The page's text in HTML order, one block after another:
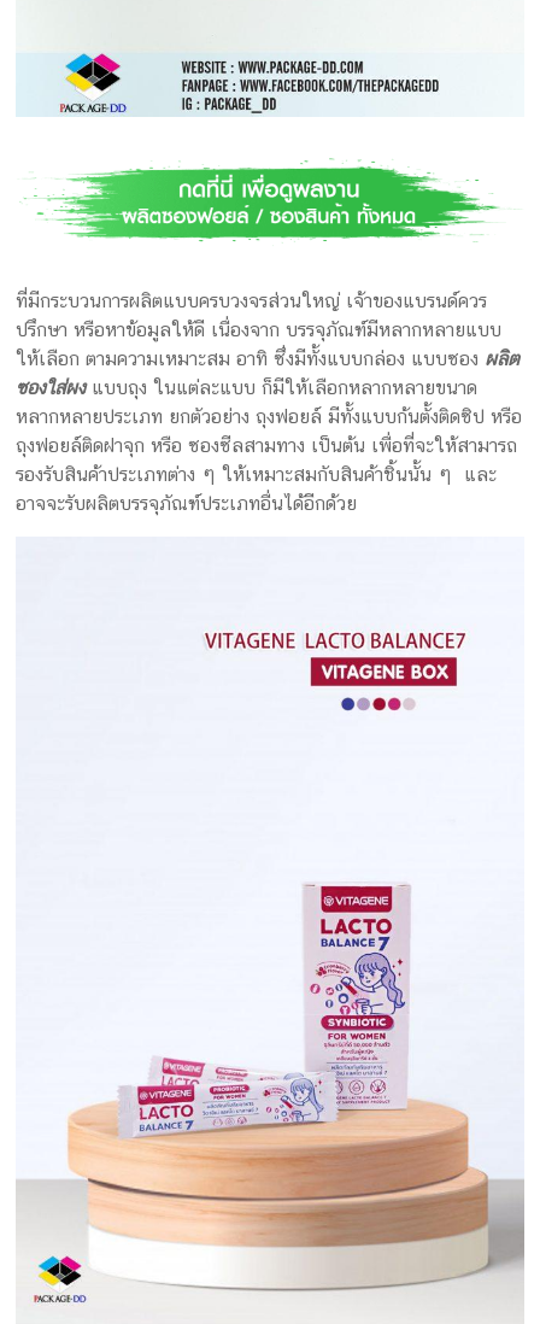
ที่มีกระบวนการผลิตแบบครบวงจรส่วนใหญ่ เจ้าของแบรนด์ควร
ปรึกษา หรือหาข้อมูลให้ดี เนื่องจาก บรรจุภัณฑ์มีหลากหลายแบบ
ให้เลือก ตามความเหมาะสม อาทิ ซึ่งมีทั้งแบบกล่อง แบบซอง ผลิต
ซองใส่ผงแบบถุง ในแต่ละแบบ ก็มีให้เลือกหลากหลายขนาด
หลากหลายประเภท ยกตัวอย่าง ถุงฟอยล์ มีทั้งแบบก้นตั้งติดซิป หรือ
ถุงฟอยล์ติดฝาจุก หรือ ซองซีลสามทาง เป็นต้น เพื่อที่จะให้สามารถ
รองรับสินค้าประเภทต่าง ๆ ให้เหมาะสมกับสินค้าชิ้นนั้น ๆ และ
อาจจะรับผลิตบรรจุภัณฑ์ประเภทอื่นได้อีกด้วย